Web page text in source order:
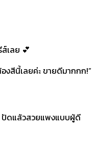
เลย 💕
งสีนี้เลยค่ะ ขายดีมากกก!”
ปัดแล้วสวยแพงแบบผู้ดี